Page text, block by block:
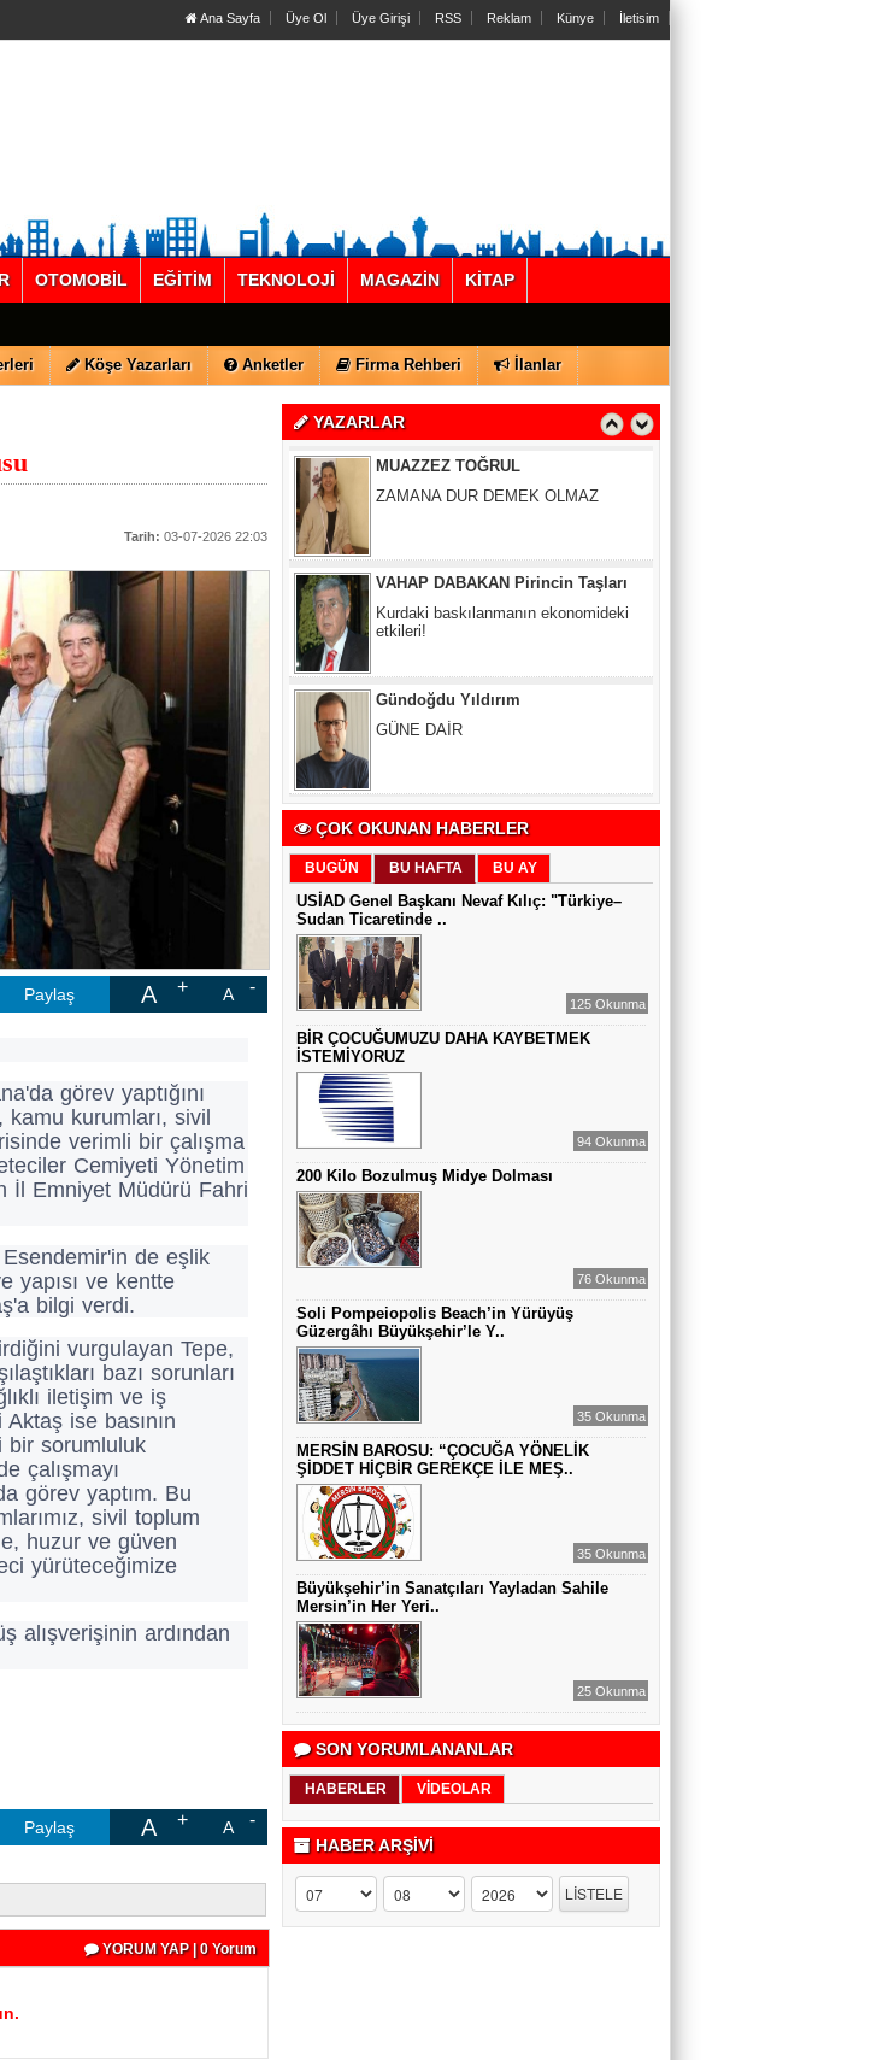
Ana Sayfa Üye Ol Üye Girişi RSS Reklam Künye İletisim
OTOMOBİL EĞİTİM TEKNOLOJİ MAGAZİN KİTAP
Köşe Yazarları Anketler Firma Rehberi İlanlar
Tarih: 03-07-2026 22:03
Paylaş A A
görev yaptığını
kamu kurumları, sivil
verimli bir çalışma
Cemiyeti Yönetim
İl Emniyet Müdürü Fahri
de eşlik
yapısı ve kentte
bilgi verdi.
vurgulayan Tepe,
bazı sorunları
iletişim ve iş
ise basının
bir sorumluluk
çalışmayı
görev yaptım. Bu
sivil toplum
huzur ve güven
yürüteceğimize
alışverişinin ardından
Paylaş A A
YORUM YAP | 0 Yorum
YAZARLAR
Gül Saydam
ZAMANA DUR DEMEK OLMAZ
etkileri!
Gündoğdu Yıldırım
YANLIŞ FİYAT VARDIR
Sıddıka BALAKAN
DİJİTAL VİCDAN
Gül Saydam
SEN BENİ UNUTSAN DA
MUAZZEZ TOĞRUL
ZAMANA DUR DEMEK OLMAZ
VAHAP DABAKAN Pirincin Taşları
Kurdaki baskılanmanın ekonomideki
etkileri!
ÇOK OKUNAN HABERLER
BUGÜN BU HAFTA BU AY
USİAD Genel Başkanı Nevaf Kılıç: "Türkiye–
Sudan Ticaretinde ..
125 Okunma
BİR ÇOCUĞUMUZU DAHA KAYBETMEK
İSTEMİYORUZ
94 Okunma
200 Kilo Bozulmuş Midye Dolması
76 Okunma
Soli Pompeiopolis Beach’in Yürüyüş
Güzergâhı Büyükşehir’le Y..
35 Okunma
MERSİN BAROSU: “ÇOCUĞA YÖNELİK
ŞİDDET HİÇBİR GEREKÇE İLE MEŞ..
35 Okunma
Büyükşehir’in Sanatçıları Yayladan Sahile
Mersin’in Her Yeri..
25 Okunma
SON YORUMLANANLAR
HABERLER VİDEOLAR
HABER ARŞİVİ